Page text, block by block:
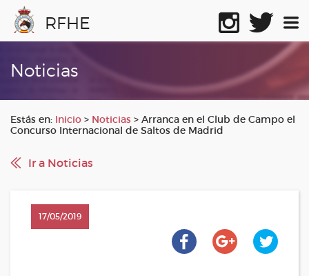
RFHE
Noticias
Estás en: Inicio > Noticias > Arranca en el Club de Campo el
Concurso Internacional de Saltos de Madrid
Ir a Noticias
17/05/2019